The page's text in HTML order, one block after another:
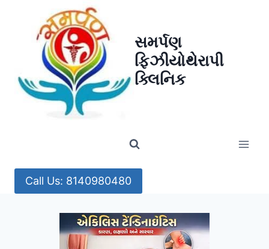
સમર્પણ
ફિઝીયોથેરાપી
ક્લિનિક
Call Us: 8140980480